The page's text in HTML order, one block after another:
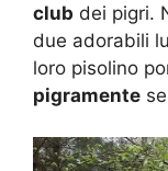
club dei pigri.
due adorabili
loro pisolino
pigramente